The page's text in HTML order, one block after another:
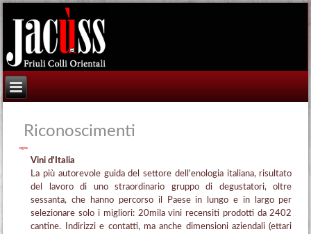
Riconoscimenti
Vini d'Italia
La più autorevole guida del settore dell'enologia italiana, risultato
del lavoro di uno straordinario gruppo di degustatori, oltre
sessanta, che hanno percorso il Paese in lungo e in largo per
selezionare solo i migliori: 20mila vini recensiti prodotti da 2402
cantine. Indirizzi e contatti, ma anche dimensioni aziendali (ettari